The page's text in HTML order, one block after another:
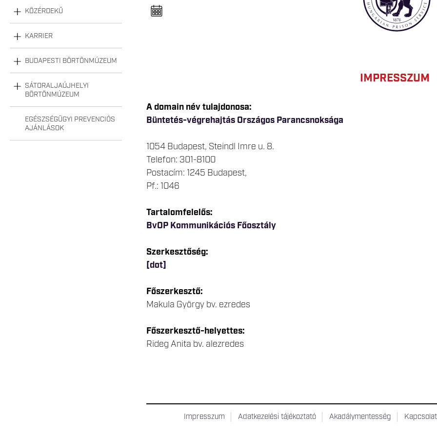
KÖZÉRDEKŰ
KARRIER
BUDAPESTI BÖRTÖNMÚZEUM
SÁTORALJAÚJHELYI
BÖRTÖNMÚZEUM
EGÉSZSÉGÜGYI PREVENCIÓS
AJÁNLÁSOK
e
l
IMPRESSZUM
A domain név tulajdonosa:
Büntetés-végrehajtás Országos Parancsnoksága
1054 Budapest, Steindl Imre u. 8.
Telefon: 301-8100
Postacím: 1245 Budapest,
Pf.: 1046
Tartalomfelelős:
BvOP Kommunikációs Főosztály
Szerkesztőség:
[dot]
Főszerkesztő:
Makula György bv. ezredes
Főszerkesztő-helyettes:
Rideg Anita bv. alezredes
Impresszum Adatkezelési tájékoztató Akadálymentesség Kapcsolat